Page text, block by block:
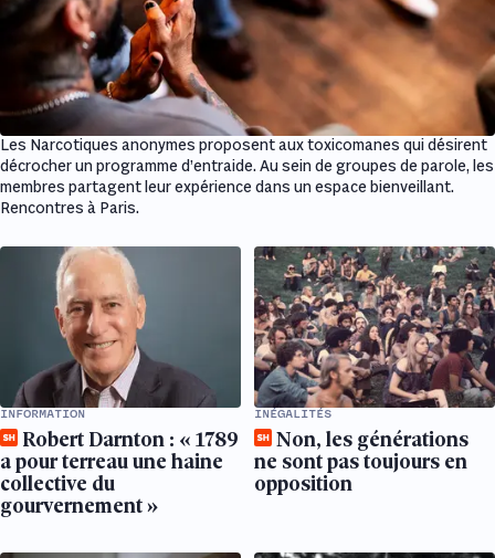
Les Narcotiques anonymes proposent aux toxicomanes qui désirent
décrocher un programme d’entraide. Au sein de groupes de parole, les
membres partagent leur expérience dans un espace bienveillant.
Rencontres à Paris.
INFORMATION
Robert Darnton : « 1789
a pour terreau une haine
collective du
gourvernement »
INÉGALITÉS
Non, les générations
ne sont pas toujours en
opposition